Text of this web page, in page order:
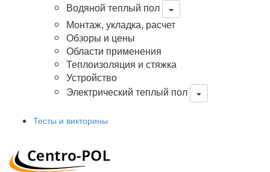
Водяной теплый пол
Монтаж, укладка, расчет
Обзоры и цены
Области применения
Теплоизоляция и стяжка
Устройство
Электрический теплый пол
Тесты и викторины